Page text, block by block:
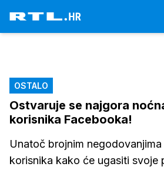
OSTALO
Ostvaruje se najgora
korisnika Facebooka!
Unatoč brojnim negodovanjima
korisnika kako će ugasiti svoje